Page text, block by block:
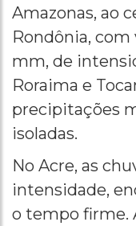
Amazonas, ao
Rondônia,
mm, de
Roraima e
precipitações
isoladas.
No Acre, as
intensidade,
o tempo firme.